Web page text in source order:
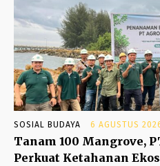
SOSIAL BUDAYA 6 AGUSTUS
Tanam 100 Mangrove,
Perkuat Ketahanan